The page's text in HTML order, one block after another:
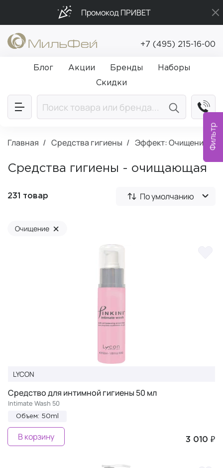
Фильтр
Промокод ПРИВЕТ
Бесплатная доставка от 5 000₽
Подарки в каждый заказ от 5 000₽
+7 (495) 215-16-00
Блог Акции Бренды
Наборы
Скидки
Главная Средства гигиены Эффект: Очищение
Средства гигиены - очищающая
231 товар По умолчанию
Очищение ×
LYCON
Средство для интимной гигиены 50 мл
Intimate Wash 50
Объем: 50ml
3 010 ₽
В корзину